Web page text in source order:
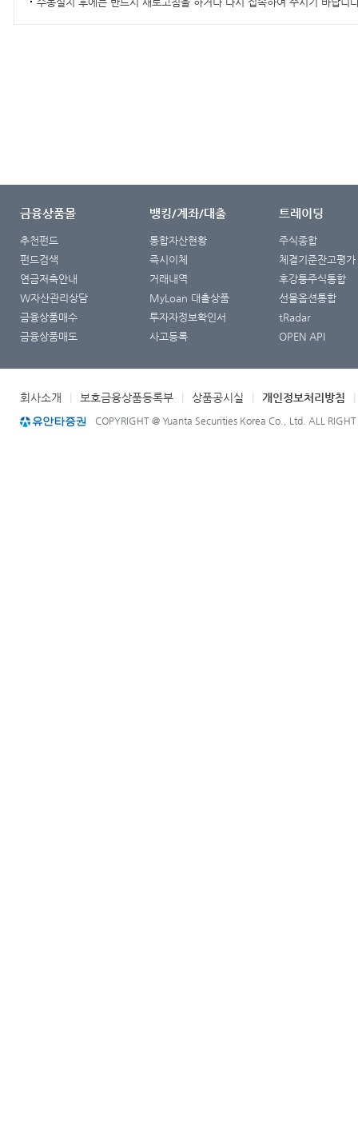
금융상품몰
추천펀드
펀드검색
연금저축안내
W자산관리상담
금융상품매수
금융상품매도
뱅킹/계좌/대출
통합자산현황
즉시이체
거래내역
MyLoan 대출상품
투자자정보확인서
사고등록
트레이딩
주식종합
체결기준잔고평가
후강퉁주식통합
선물옵션통합
tRadar
OPEN API
회사소개 보호금융상품등록부 상품공시실 개인정보처리방침
COPYRIGHT @ Yuanta Securities Korea Co., Ltd. ALL RIGHT